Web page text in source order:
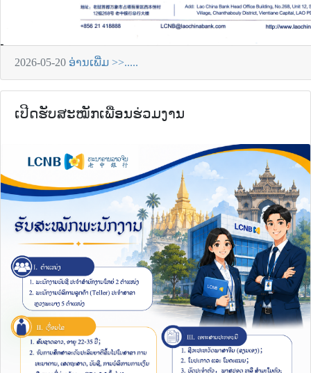
2026-05-20 ອ່ານເພີ່ມ >>.....
ເປີດຮັບສະໝັກເພື່ອນຮ່ວມງານ